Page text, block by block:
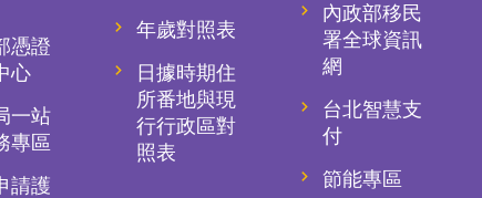
憑證
心
一站
專區
請護
年歲對照表
日據時期住
所番地與現
行行政區對
照表
內政部移民
署全球資訊
網
台北智慧支
付
節能專區